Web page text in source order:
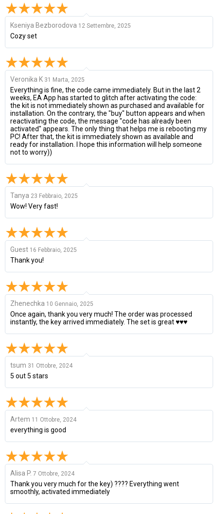
Kseniya Bezborodova 12 Settembre, 2025
Cozy set
Veronika K 31 Marta, 2025
Everything is fine, the code came immediately. But in the last 2
weeks, EA App has started to glitch after activating the code:
the kit is not immediately shown as purchased and available for
installation. On the contrary, the "buy" button appears and when
reactivating the code, the message "code has already been
activated" appears. The only thing that helps me is rebooting my
PC! After that, the kit is immediately shown as available and
ready for installation. I hope this information will help someone
not to worry))
Tanya 23 Febbraio, 2025
Wow! Very fast!
Guest 16 Febbraio, 2025
Thank you!
Zhenechka 10 Gennaio, 2025
Once again, thank you very much! The order was processed
instantly, the key arrived immediately. The set is great ♥♥♥
tsum 31 Ottobre, 2024
5 out 5 stars
Artem 11 Ottobre, 2024
everything is good
Alisa P. 7 Ottobre, 2024
Thank you very much for the key) ???? Everything went
smoothly, activated immediately